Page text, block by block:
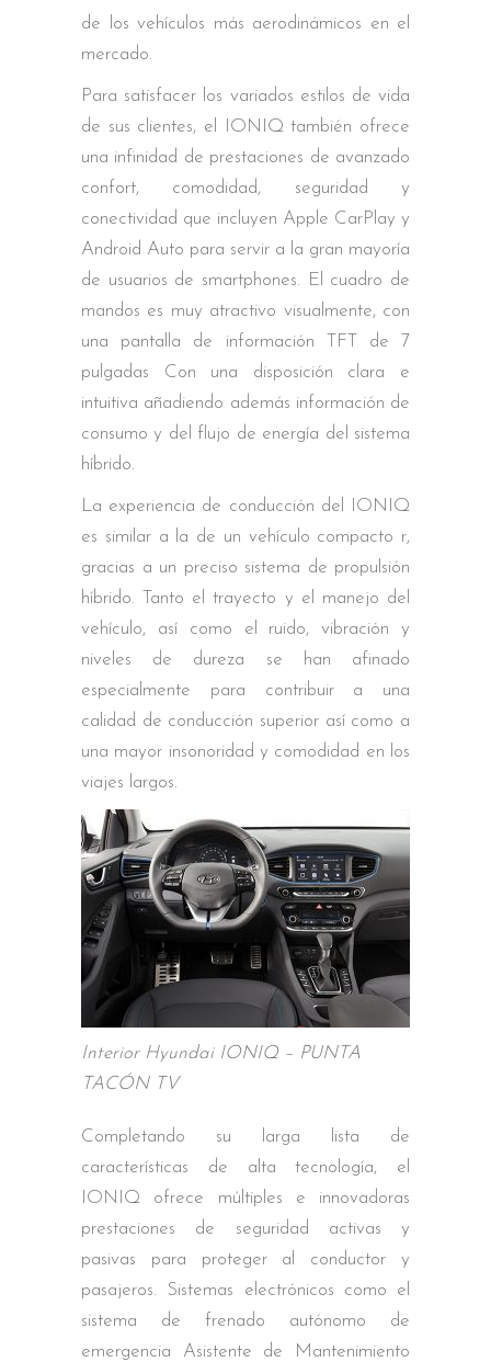
de los vehículos más aerodinámicos en el
mercado.
Para satisfacer los variados estilos de vida
de sus clientes, el IONIQ también ofrece
una infinidad de prestaciones de avanzado
confort, comodidad, seguridad y
conectividad que incluyen Apple CarPlay y
Android Auto para servir a la gran mayoría
de usuarios de smartphones. El cuadro de
mandos es muy atractivo visualmente, con
una pantalla de información TFT de 7
pulgadas Con una disposición clara e
intuitiva añadiendo además información de
consumo y del flujo de energía del sistema
híbrido.
La experiencia de conducción del IONIQ
es similar a la de un vehículo compacto r,
gracias a un preciso sistema de propulsión
híbrido. Tanto el trayecto y el manejo del
vehículo, así como el ruido, vibración y
niveles de dureza se han afinado
especialmente para contribuir a una
calidad de conducción superior así como a
una mayor insonoridad y comodidad en los
viajes largos.
Interior Hyundai IONIQ – PUNTA
TACÓN TV
Completando su larga lista de
características de alta tecnología, el
IONIQ ofrece múltiples e innovadoras
prestaciones de seguridad activas y
pasivas para proteger al conductor y
pasajeros. Sistemas electrónicos como el
sistema de frenado autónomo de
emergencia Asistente de Mantenimiento